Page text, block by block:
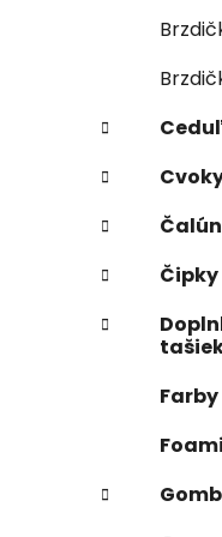
Čipky